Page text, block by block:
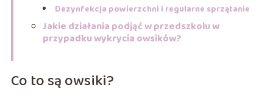
Dezynfekcja powierzchni i regularne sprzątanie
Jakie działania podjąć w przedszkolu w
przypadku wykrycia owsików?
Co to są owsiki?